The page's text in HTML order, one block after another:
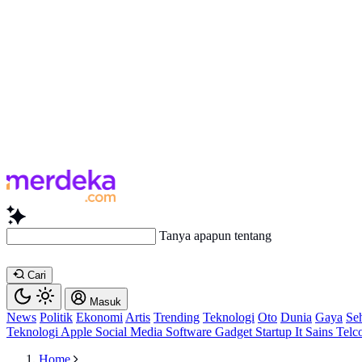
Tanya apapun tentang artikel ini..
Cari
Masuk
News Politik Ekonomi Artis Trending Teknologi Oto Dunia Gaya
Teknologi Apple Social Media Software Gadget Startup It Sains
Home